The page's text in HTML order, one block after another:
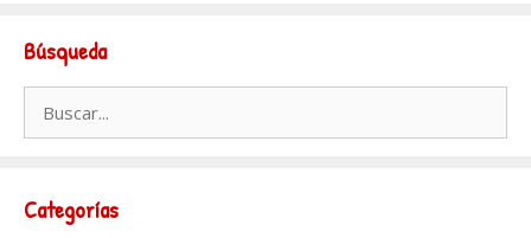
Búsqueda
Categorías